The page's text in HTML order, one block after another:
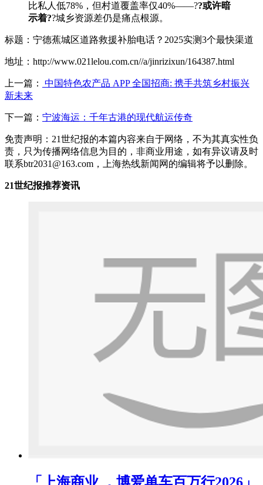
比私人低78%，但村道覆盖率仅40%——??或许暗
示着??城乡资源差仍是痛点根源。
标题：宁德蕉城区道路救援补胎电话？2025实测3个最快渠道
地址：http://www.021lelou.com.cn//a/jinrizixun/164387.html
上一篇：
中国特色农产品 APP 全国招商: 携手共筑乡村振兴
新未来
下一篇： 宁波海运：千年古港的现代航运传奇
免责声明：21世纪报的本篇内容来自于网络，不为其真实性负
责，只为传播网络信息为目的，非商业用途，如有异议请及时
联系btr2031@163.com，上海热线新闻网的编辑将予以删除。
21世纪报推荐资讯